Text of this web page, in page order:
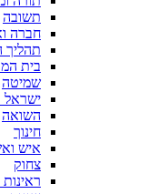
תשובה
חברה
תהליך
בית
שמיטה
ישראל
השואה
חינוך
איש
צחוק